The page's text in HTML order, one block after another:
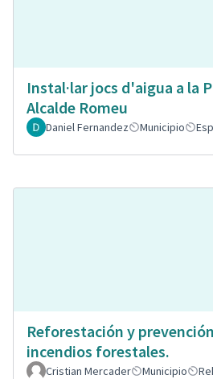
Instal·lar jocs d'aigua a la
Alcalde Romeu
Daniel Fernandez Municipio
Reforestación y
incendios forestales.
Cristian Mercader Municipio